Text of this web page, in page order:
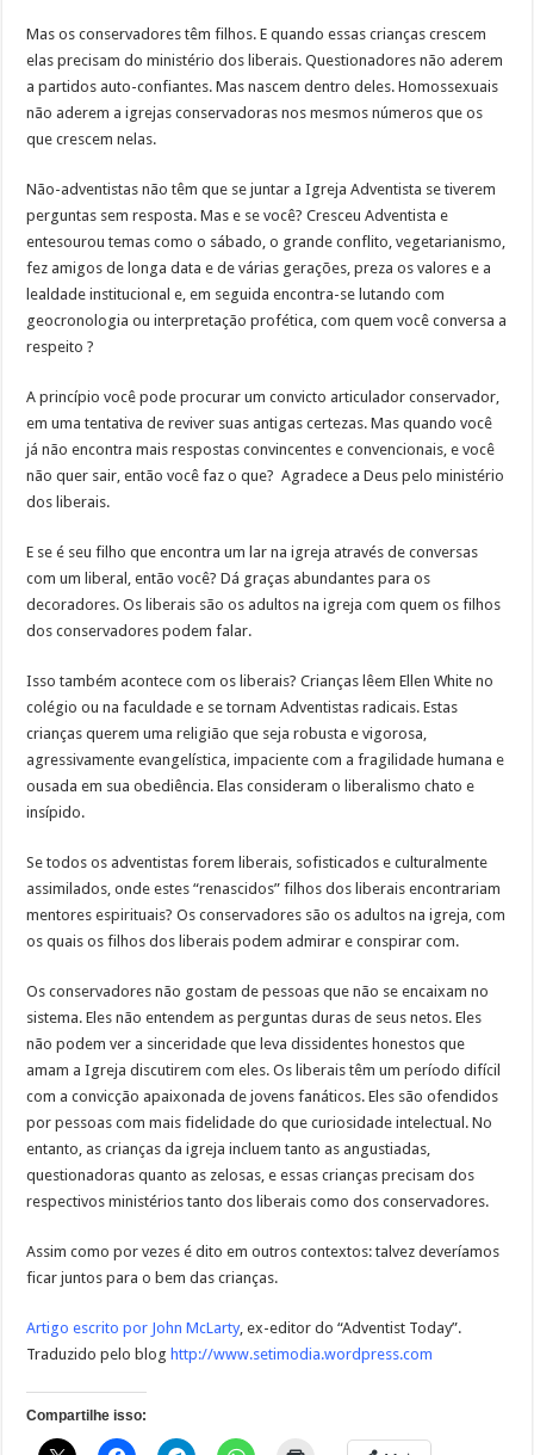
Mas os conservadores têm filhos. E quando essas crianças crescem
elas precisam do ministério dos liberais. Questionadores não aderem
a partidos auto-confiantes. Mas nascem dentro deles. Homossexuais
não aderem a igrejas conservadoras nos mesmos números que os
que crescem nelas.
Não-adventistas não têm que se juntar a Igreja Adventista se tiverem
perguntas sem resposta. Mas e se você? Cresceu Adventista e
entesourou temas como o sábado, o grande conflito, vegetarianismo,
fez amigos de longa data e de várias gerações, preza os valores e a
lealdade institucional e, em seguida encontra-se lutando com
geocronologia ou interpretação profética, com quem você conversa a
respeito ?
A princípio você pode procurar um convicto articulador conservador,
em uma tentativa de reviver suas antigas certezas. Mas quando você
já não encontra mais respostas convincentes e convencionais, e você
não quer sair, então você faz o que? Agradece a Deus pelo ministério
dos liberais.
E se é seu filho que encontra um lar na igreja através de conversas
com um liberal, então você? Dá graças abundantes para os
decoradores. Os liberais são os adultos na igreja com quem os filhos
dos conservadores podem falar.
Isso também acontece com os liberais? Crianças lêem Ellen White no
colégio ou na faculdade e se tornam Adventistas radicais. Estas
crianças querem uma religião que seja robusta e vigorosa,
agressivamente evangelística, impaciente com a fragilidade humana e
ousada em sua obediência. Elas consideram o liberalismo chato e
insípido.
Se todos os adventistas forem liberais, sofisticados e culturalmente
assimilados, onde estes “renascidos” filhos dos liberais encontrariam
mentores espirituais? Os conservadores são os adultos na igreja, com
os quais os filhos dos liberais podem admirar e conspirar com.
Os conservadores não gostam de pessoas que não se encaixam no
sistema. Eles não entendem as perguntas duras de seus netos. Eles
não podem ver a sinceridade que leva dissidentes honestos que
amam a Igreja discutirem com eles. Os liberais têm um período difícil
com a convicção apaixonada de jovens fanáticos. Eles são ofendidos
por pessoas com mais fidelidade do que curiosidade intelectual. No
entanto, as crianças da igreja incluem tanto as angustiadas,
questionadoras quanto as zelosas, e essas crianças precisam dos
respectivos ministérios tanto dos liberais como dos conservadores.
Assim como por vezes é dito em outros contextos: talvez deveríamos
ficar juntos para o bem das crianças.
Artigo escrito por John McLarty, ex-editor do “Adventist Today”.
Traduzido pelo blog http://www.setimodia.wordpress.com
Compartilhe isso: